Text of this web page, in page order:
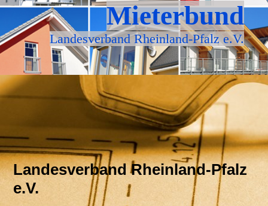
Mieterbund
Landesverband Rheinland-Pfalz e.V.
Landesverband Rheinland-Pfalz
e.V.